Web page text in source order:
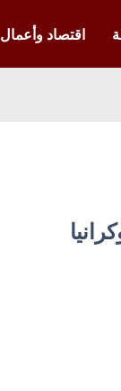
اقتصاد وأعمال